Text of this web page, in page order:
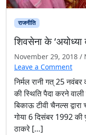
राजनीति
शिवसेना के ‘अयोध्या
November 29, 2018 /
Leave a Comment
निर्मल रानी गत् 25
की स्थिति पैदा करने
बिकाऊ टीवी चैनल्स
गोया 6 दिसंबर 1992 की
ठाकरे […]